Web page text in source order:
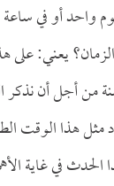
أو في ساعة
يعني: على
من أجل أن نذكر
مثل هذا الوقت
في غاية